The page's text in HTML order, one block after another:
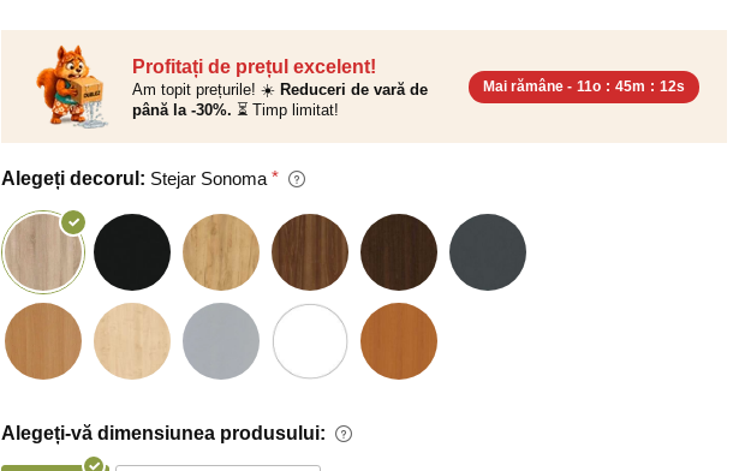
Profitați de prețul excelent!
Am topit prețurile! ☀️ Reduceri de vară de
până la -30%. ⏳ Timp limitat!
Mai rămâne - 11o : 45m : 11s
Alegeți decorul: Stejar Sonoma
Alegeți-vă dimensiunea produsului: